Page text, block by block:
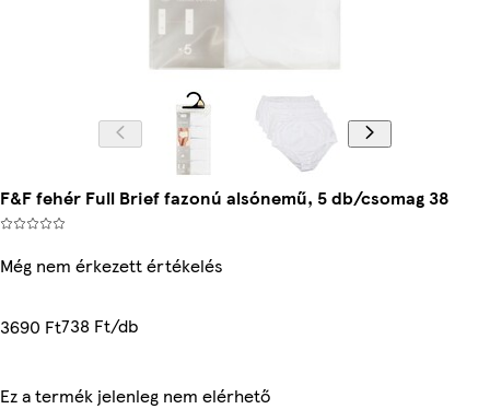
F&F fehér Full Brief fazonú alsónemű, 5 db/csomag 38
Még nem érkezett értékelés
3690 Ft738 Ft/db
Ez a termék jelenleg nem elérhető